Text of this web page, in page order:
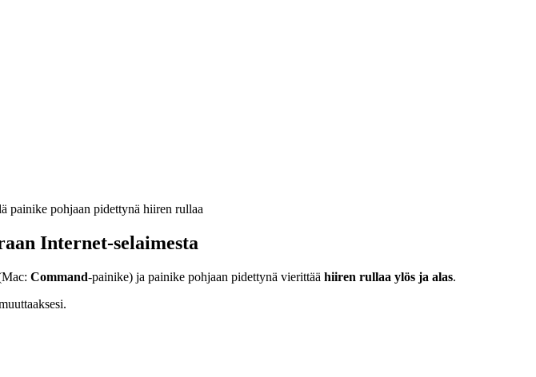
Internet-selaimesta
Command-painike) ja painike pohjaan pidettynä vierittää hiiren rullaa ylös ja alas.